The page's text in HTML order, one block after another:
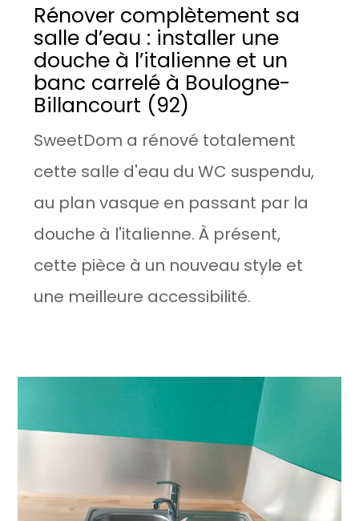
Rénover complètement sa
salle d’eau : installer une
douche à l’italienne et un
banc carrelé à Boulogne-
Billancourt (92)
SweetDom a rénové totalement
cette salle d'eau du WC suspendu,
au plan vasque en passant par la
douche à l'italienne. À présent,
cette pièce à un nouveau style et
une meilleure accessibilité.